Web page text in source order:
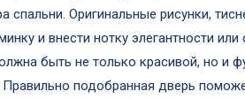
спальни. Оригинальные рисунки,
и внести нотку элегантности
быть не только красивой, но и
подобранная дверь